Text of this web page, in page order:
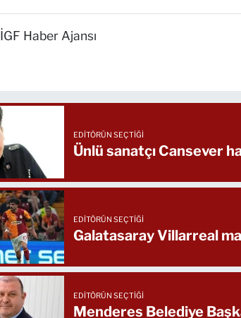
İGF Haber Ajansı
EDITÖRÜN SEÇTIĞI
Ünlü sanatçı Cansever
EDITÖRÜN SEÇTIĞI
Galatasaray Villarreal
EDITÖRÜN SEÇTIĞI
Menderes Belediye